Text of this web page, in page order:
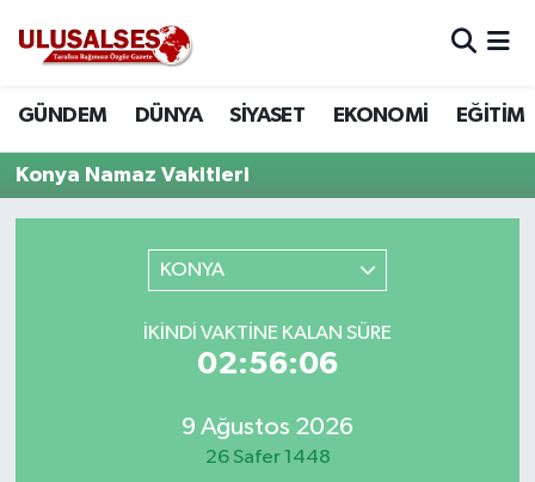
GÜNDEM DÜNYA SİYASET EKONOMİ EĞİTİM
Konya Namaz Vakitleri
KONYA
İKINDI VAKTINE KALAN SÜRE
02:56:06
9 Ağustos 2026
26 Safer 1448
DÜNYA
EKONOMİ
Trafik Durumu
Tüm Manşetler
Son Dakika Haberleri